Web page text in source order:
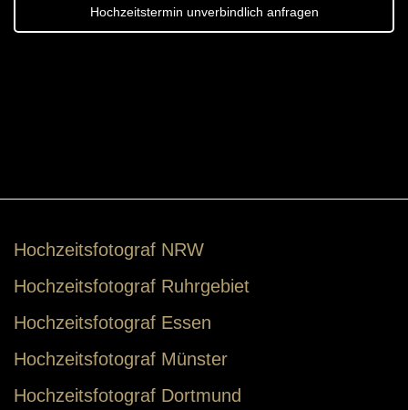
Hochzeitstermin unverbindlich anfragen
Hochzeitsfotograf NRW
Hochzeitsfotograf Ruhrgebiet
Hochzeitsfotograf Essen
Hochzeitsfotograf Münster
Hochzeitsfotograf Dortmund